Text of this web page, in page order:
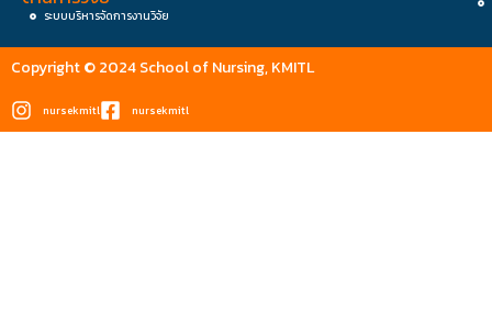
ระบบบริหารจัดการงานวิจัย
Copyright © 2024 School of Nursing, KMITL
nursekmitl nursekmitl